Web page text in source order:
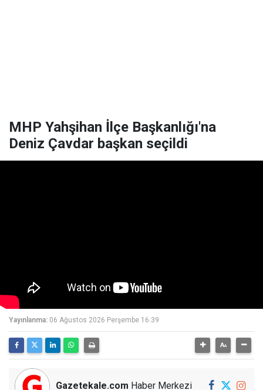
MHP Yahşihan İlçe Başkanlığı'na
Deniz Çavdar başkan seçildi
Yayınlanma: 06 Ağustos 2026 Perşembe 16:39
Gazetekale.com Haber Merkezi